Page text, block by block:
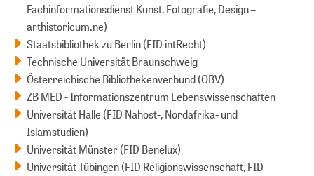
Fachinformationsdienst Kunst, Fotografie, Design –
arthistoricum.ne)
Staatsbibliothek zu Berlin (FID intRecht)
Technische Universität Braunschweig
Österreichische Bibliothekenverbund (OBV)
ZB MED - Informationszentrum Lebens­wissen­schaften
Universität Halle (FID Nahost-, Nordafrika- und
Islamstudien)
Universität Münster (FID Benelux)
Universität Tübingen (FID Religionswissenschaft, FID